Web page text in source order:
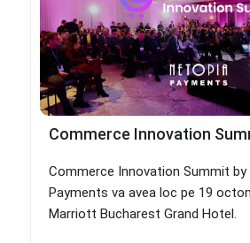
Commerce Innovation
Commerce Innovation Summit by
Payments va avea loc pe 19
Marriott Bucharest Grand Hotel.